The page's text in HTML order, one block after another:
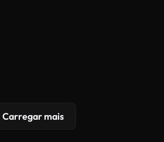
Carregar mais